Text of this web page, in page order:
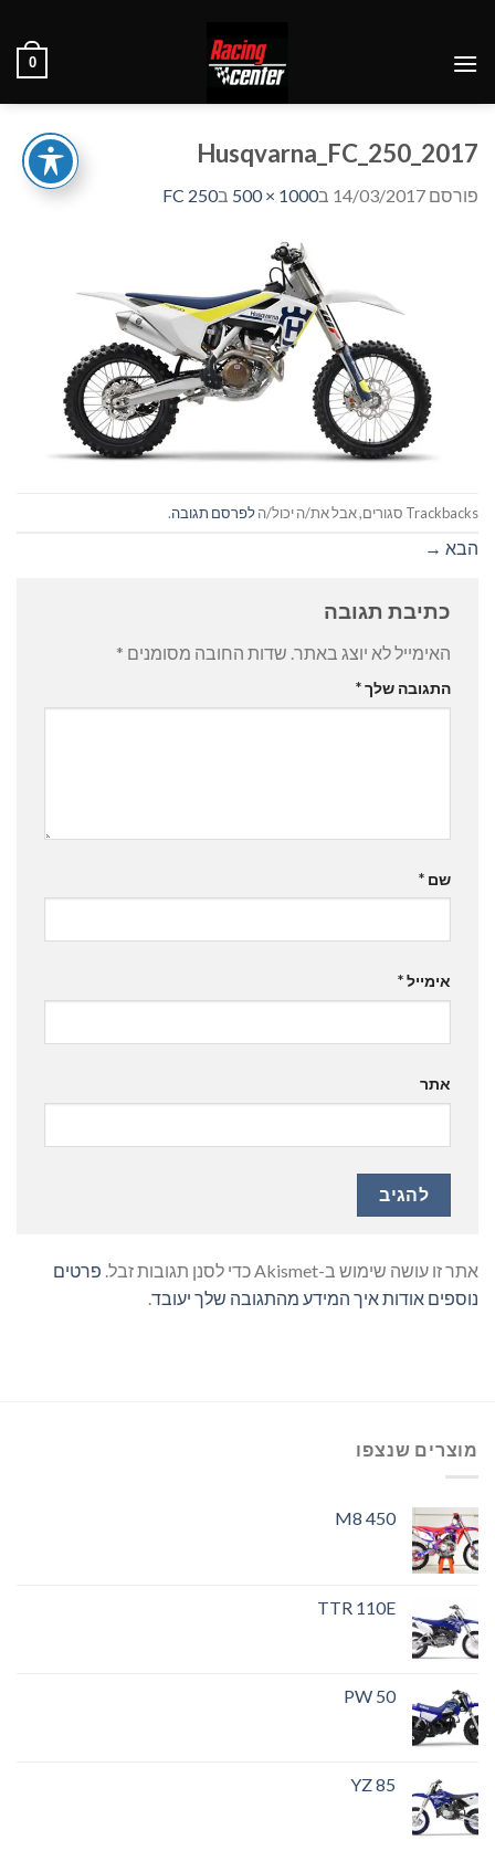
content
0
2017_Husqvarna_FC_250
פורסם 14/03/2017 ב1000 × 500 בFC 250
Trackbacks סגורים, אבל את/ה יכול/ה לפרסם תגובה.
הבא →
כתיבת תגובה
האימייל לא יוצג באתר. שדות החובה מסומנים *
התגובה שלך*
שם *
אימייל*
אתר
אתר זו עושה שימוש ב-Akismet כדי לסנן תגובות זבל.
פרטים
נוספים אודות איך המידע מהתגובה שלך יעובד.
מוצרים שנצפו
M8 450
TTR 110E
PW 50
YZ 85